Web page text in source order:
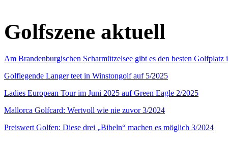
Golfszene aktuell
Am Brandenburgischen Scharmützelsee gibt es den besten
Golflegende Langer teet in Winstongolf auf 5/2025
Ladies European Tour im Juni 2025 auf Green Eagle 2/2025
Mallorca Golfcard: Wertvoll wie nie zuvor 3/2024
Preiswert Golfen: Diese drei „Bibeln“ machen es möglich 3/2024